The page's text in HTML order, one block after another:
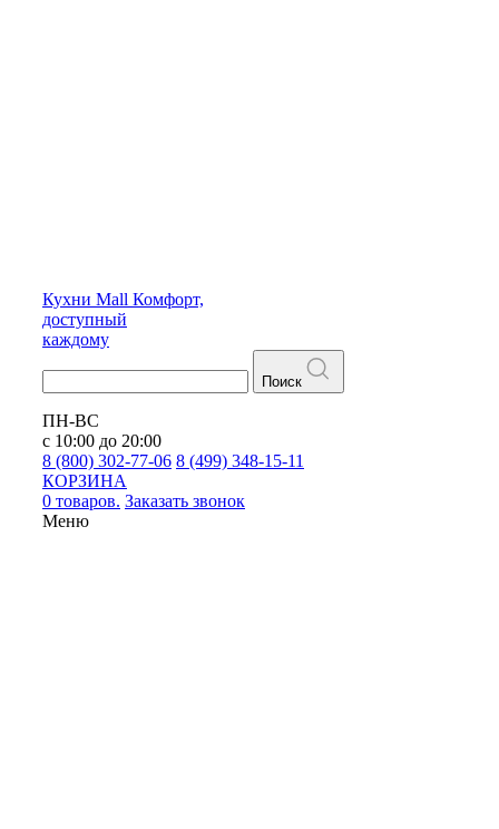
Кухни Mall Комфорт,
доступный
каждому
Поиск
ПН-ВС
с 10:00 до 20:00
8 (800) 302-77-06 8 (499) 348-15-11
КОРЗИНА
0 товаров. Заказать звонок
Меню